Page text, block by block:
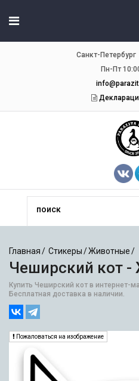
Санкт-Петербург
Пн-Пт
Главная Стикеры Животные
Чеширский кот
Купить Чеширский кот в интернет-
Бесплатная доставка в наличии.
Пожаловаться на изображение